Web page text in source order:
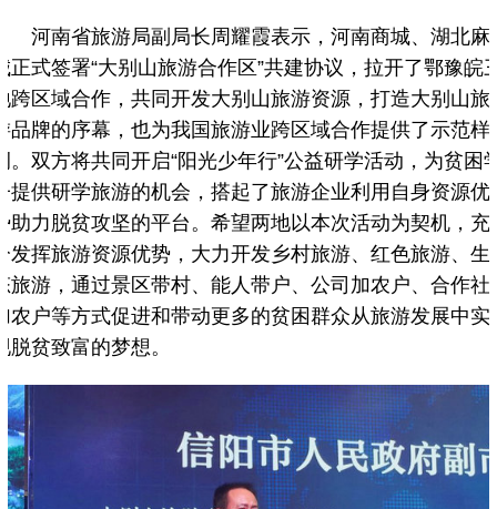
南省旅游局副局长周耀霞表示，河南商城、湖北麻
正式签署“大别山旅游合作区”共建协议，拉开了鄂豫皖
跨区域合作，共同开发大别山旅游资源，打造大别山旅
品牌的序幕，也为我国旅游业跨区域合作提供了示范样
。双方将共同开启“阳光少年行”公益研学活动，为贫困
提供研学旅游的机会，搭起了旅游企业利用自身资源优
助力脱贫攻坚的平台。希望两地以本次活动为契机，充
发挥旅游资源优势，大力开发乡村旅游、红色旅游、生
旅游，通过景区带村、能人带户、公司加农户、合作社
农户等方式促进和带动更多的贫困群众从旅游发展中实
脱贫致富的梦想。